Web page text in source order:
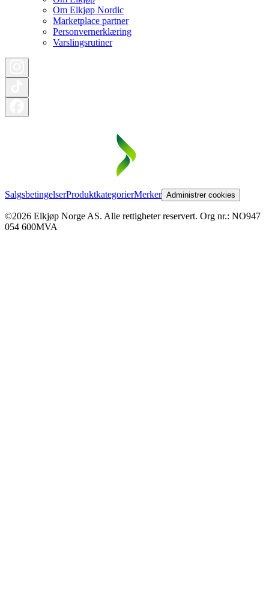
Om Elkjøp Nordic
Marketplace partner
Personvernerklæring
Varslingsrutiner
SalgsbetingelserProduktkategorierMerker Administrer cookies
©2026 Elkjøp Norge AS. Alle rettigheter reservert. Org nr.: NO947
054 600MVA